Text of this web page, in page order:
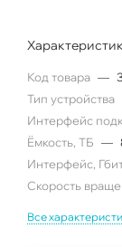
Код товара —
Тип устройства
Интерфейс
Ëмкость, ТБ —
Интерфейс,
Скорость
Все